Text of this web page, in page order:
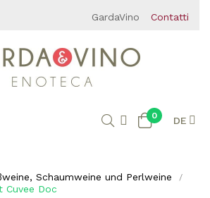
GardaVino Contatti
0 DE
Schaumweine und Perlweine
Cuvee Doc